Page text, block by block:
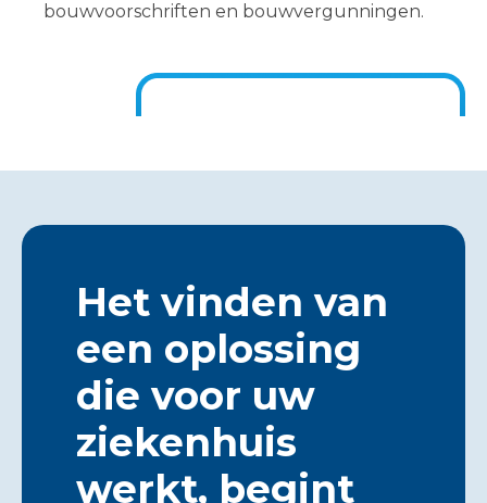
bouwvoorschriften en bouwvergunningen.
Het vinden van
een oplossing
die voor uw
ziekenhuis
werkt, begint